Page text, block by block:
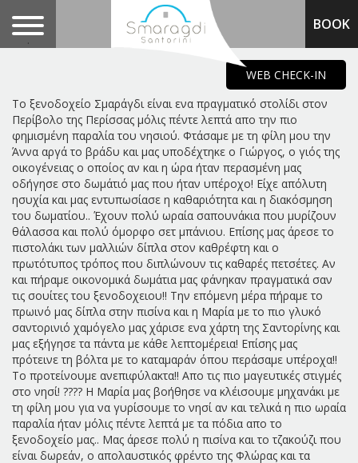
.
BOOK
Το ξενοδοχείο Σμαράγδι είναι ενα πραγματικό στολίδι στον
Περίβολο της Περίσσας μόλις πέντε λεπτά απο την πιο
φημισμένη παραλία του νησιού. Φτάσαμε με τη φίλη μου την
Άννα αργά το βράδυ και μας υποδέχτηκε ο Γιώργος, ο γιός της
οικογένειας ο οποίος αν και η ώρα ήταν περασμένη μας
οδήγησε στο δωμάτιό μας που ήταν υπέροχο! Είχε απόλυτη
ησυχία και μας εντυπωσίασε η καθαριότητα και η διακόσμηση
του δωματίου.. Έχουν πολύ ωραία σαπουνάκια που μυρίζουν
θάλασσα και πολύ όμορφο σετ μπάνιου. Επίσης μας άρεσε το
πιστολάκι των μαλλιών δίπλα στον καθρέφτη και ο
πρωτότυπος τρόπος που διπλώνουν τις καθαρές πετσέτες. Αν
και πήραμε οικονομικά δωμάτια μας φάνηκαν πραγματικά σαν
τις σουίτες του ξενοδοχειου!! Την επόμενη μέρα πήραμε το
πρωινό μας δίπλα στην πισίνα και η Μαρία με το πιο γλυκό
σαντορινιό χαμόγελο μας χάρισε ενα χάρτη της Σαντορίνης και
μας εξήγησε τα πάντα με κάθε λεπτομέρεια! Επίσης μας
πρότεινε τη βόλτα με το καταμαράν όπου περάσαμε υπέροχα!!
Το προτείνουμε ανεπιφύλακτα!! Απο τις πιο μαγευτικές στιγμές
στο νησί! ???? Η Μαρία μας βοήθησε να κλέισουμε μηχανάκι με
τη φίλη μου για να γυρίσουμε το νησί αν και τελικά η πιο ωραία
παραλία ήταν μόλις πέντε λεπτά με τα πόδια απο το
ξενοδοχείο μας.. Μας άρεσε πολύ η πισίνα και το τζακούζι που
είναι δωρεάν, ο απολαυστικός φρέντο της Φλώρας και τα
WEB CHECK-IN